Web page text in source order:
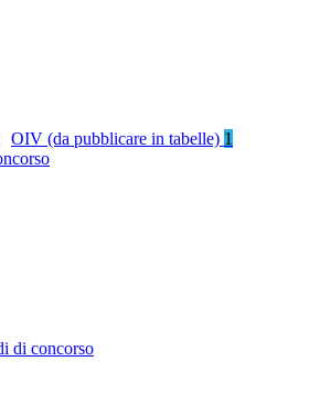
OIV (da pubblicare in tabelle) 1
di concorso